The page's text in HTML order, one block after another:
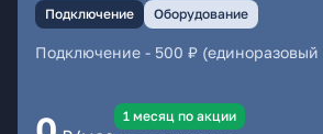
Подключение Оборудование
Подключение - 500 ₽ (единоразовый
1 месяц по акции